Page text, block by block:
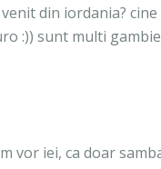
din iordania?
:)) sunt multi
vor iei, ca doar